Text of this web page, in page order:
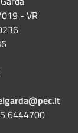
- VR
6444700